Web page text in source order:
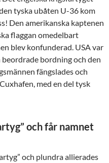
tyska ubåten U-36 kom
Den amerikanska kaptenen
flaggan omedelbart
blev konfunderad. USA var
bordning och den
fängslades och
med en del tysk
och får namnet
och plundra allierades